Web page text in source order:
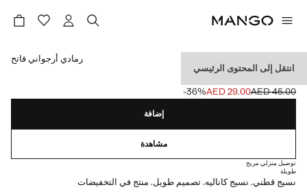
انتقل إلى المحتوى الرئيسي
جوارب قطنية مضلعة
السعر الأول محذوف [AED 45.00 ]
AED 45.00
السعر الحالي [AED 29.00 ]AED 29.00
‎-36‎%‎
حدد اللون
رمادي أرجواني فاتح
إضافة
مشاهدة
توصيل منزلي مريح
طويلة
نسيج قطني. نسيج كاناليه. تصميم طويل. منتج في التخفيضات